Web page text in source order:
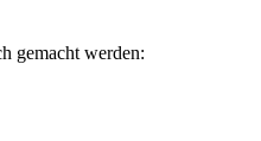
gemacht werden: